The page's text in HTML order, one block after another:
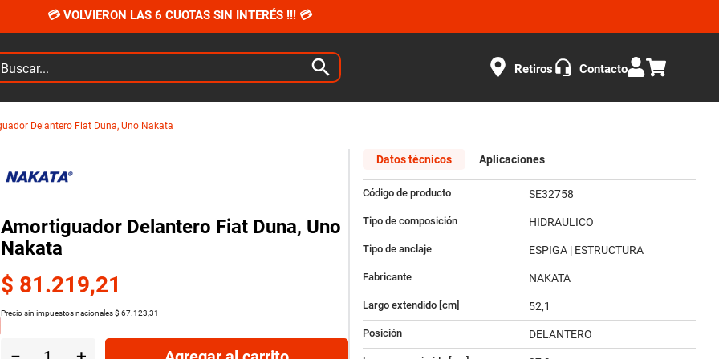
💳 VOLVIERON LAS 6 CUOTAS SIN INTERÉS !!! 💳
Retiros Contacto
Delantero Fiat Duna, Uno Nakata
Amortiguador Delantero Fiat Duna, Uno
Nakata
$ 81.219,21
Precio sin impuestos nacionales$ 67. 123 31
Datos técnicos Aplicaciones
Código de producto SE32758
Tipo de composición HIDRAULICO
Tipo de anclaje ESPIGA | ESTRUCTURA
Fabricante NAKATA
Largo extendido [cm] 52,1
Posición DELANTERO